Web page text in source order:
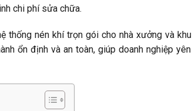
chi phí sửa chữa.
thống nén khí trọn gói cho nhà xưởng và khu
ổn định và an toàn, giúp doanh nghiệp yên